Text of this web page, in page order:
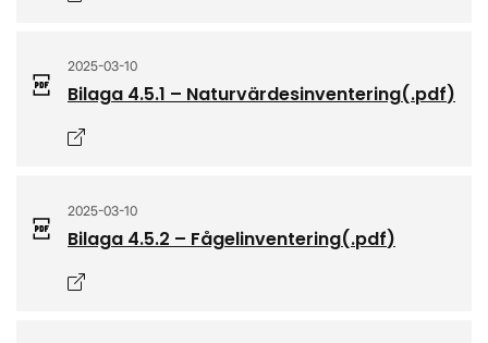
2025-03-10
Bilaga 4.5.1 – Naturvärdesinventering(.pdf)
2025-03-10
Bilaga 4.5.2 – Fågelinventering(.pdf)